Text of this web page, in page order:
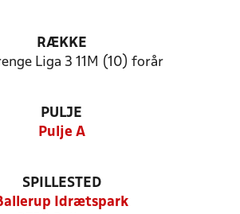
RÆKKE
Liga 3 11M (10) forår
PULJE
Pulje A
SPILLESTED
Idrætspark